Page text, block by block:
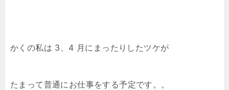
かくの私は 3、4 月にまったりしたツケが
たまって普通にお仕事をする予定です。。